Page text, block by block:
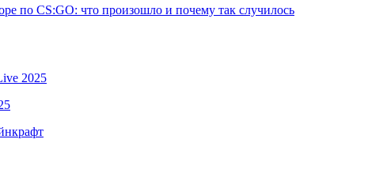
по CS:GO: что произошло и почему так случилось
2025